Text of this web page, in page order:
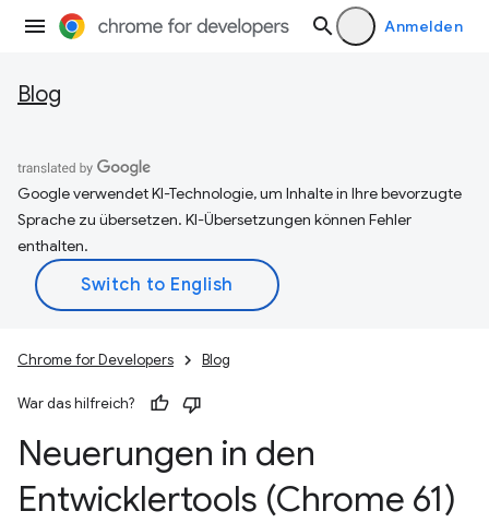
Anmelden
Blog
Google verwendet KI-Technologie, um Inhalte in Ihre bevorzugte
Sprache zu übersetzen. KI-Übersetzungen können Fehler
enthalten.
Chrome for Developers Blog
War das hilfreich?
Neuerungen in den
Entwicklertools (Chrome 61)